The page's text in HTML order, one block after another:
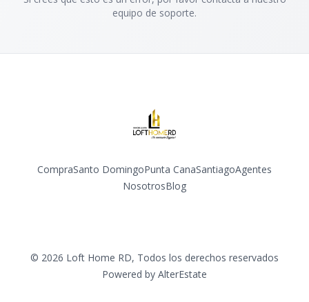
equipo de soporte.
CompraSanto DomingoPunta CanaSantiagoAgentes
NosotrosBlog
© 2026 Loft Home RD, Todos los derechos reservados
Powered by AlterEstate